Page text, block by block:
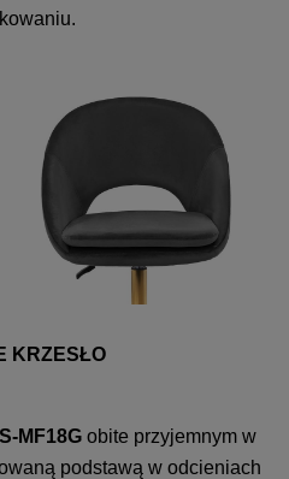
KRZESŁO
MF18G obite przyjemnym w
podstawą w odcieniach